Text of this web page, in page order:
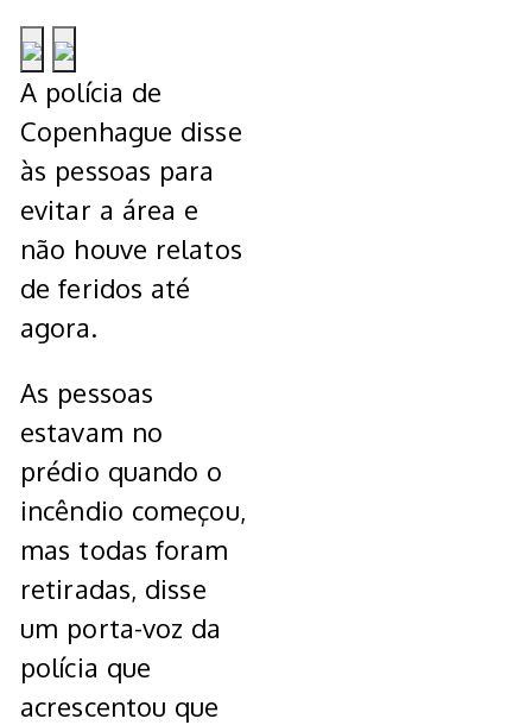
A polícia de
Copenhague disse
às pessoas para
evitar a área e
não houve relatos
de feridos até
agora.
As pessoas
estavam no
prédio quando o
incêndio começou,
mas todas foram
retiradas, disse
um porta-voz da
polícia que
acrescentou que